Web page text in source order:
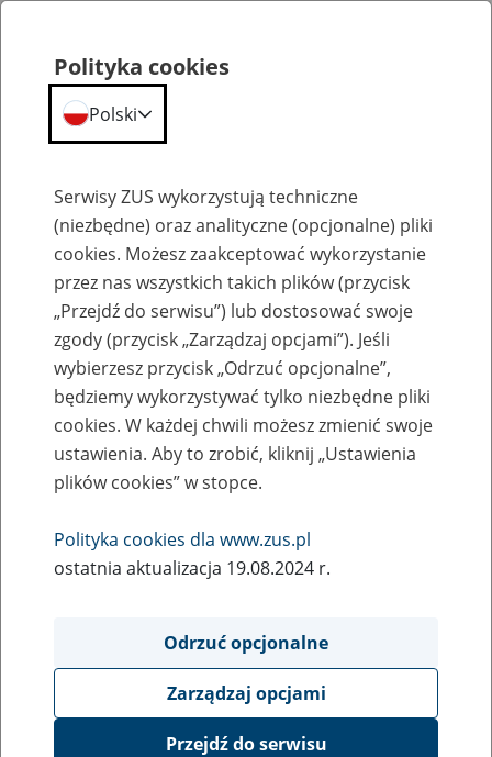
Szkolenia
Zaproś ZUS do siebie - zakładanie profili
eZUS w siedzibie Twojej firmy
Rodzaj wydarzenia
Szkolenia
Obszar merytoryczny
obsługa klientów
Opis wydarzenia
Polityka cookies
Polski
Serwisy ZUS wykorzystują techniczne
(niezbędne) oraz analityczne (opcjonalne) pliki
cookies. Możesz zaakceptować wykorzystanie
przez nas wszystkich takich plików (przycisk
„Przejdź do serwisu”) lub dostosować swoje
zgody (przycisk „Zarządzaj opcjami”). Jeśli
wybierzesz przycisk „Odrzuć opcjonalne”,
będziemy wykorzystywać tylko niezbędne pliki
cookies. W każdej chwili możesz zmienić swoje
ustawienia. Aby to zrobić, kliknij „Ustawienia
plików cookies” w stopce.
Polityka cookies dla www.zus.pl
ostatnia aktualizacja 19.08.2024 r.
Odrzuć opcjonalne
Zarządzaj opcjami
Przejdź do serwisu